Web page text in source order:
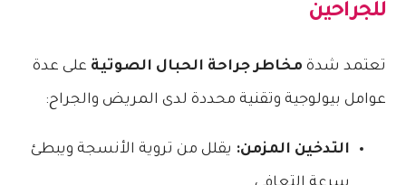
للجراحين
تعتمد شدة مخاطر جراحة الحبال الصوتية على عدة
عوامل بيولوجية وتقنية محددة لدى المريض والجراح:
التدخين المزمن: يقلل من تروية الأنسجة ويبطئ